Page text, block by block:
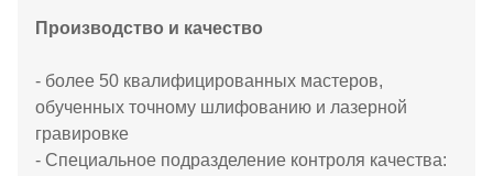
Производство и качество
- более 50 квалифицированных мастеров,
обученных точному шлифованию и лазерной
гравировке
- Специальное подразделение контроля качества: